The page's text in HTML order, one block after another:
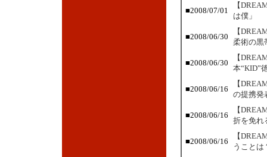
■2008/07/01
【
は僕」
■2008/06/30
【
柔術の黒
■2008/06/30
【
本“KID”
■2008/06/16
【
の提携発
■2008/06/16
【
折を免れ
■2008/06/16
【
うことは